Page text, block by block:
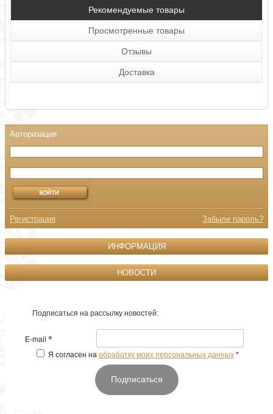
Рекомендуемые товары
Просмотренные товары
Отзывы
Доставка
Регистрация Забыли пароль?
ИНФОРМАЦИЯ
НОВОСТИ
Подписаться на рассылку новостей:
E-mail *
Я согласен на обработку моих персональных данных *
Подписаться